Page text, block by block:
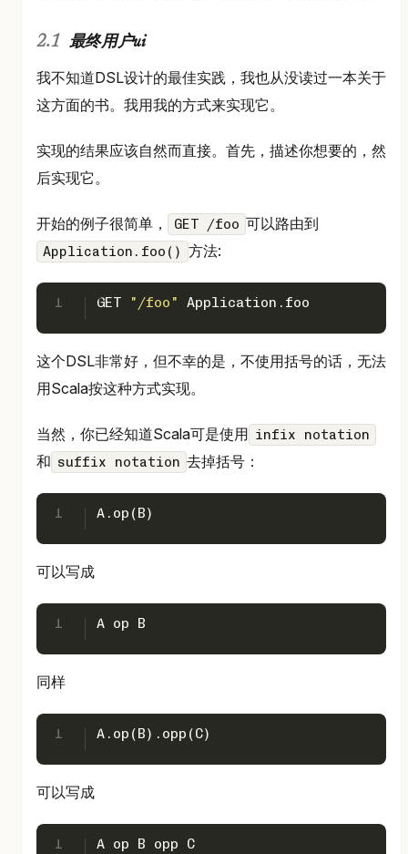
最终用户ui
我不知道DSL设计的最佳实践，我也从没读过一本关于
这方面的书。我用我的方式来实现它。
实现的结果应该自然而直接。首先，描述你想要的，然
后实现它。
开始的例子很简单， GET /foo 可以路由到
Application.foo() 方法:
1 GET "/foo" Application .foo
这个DSL非常好，但不幸的是，不使用括号的话，无法
用Scala按这种方式实现。
当然，你已经知道Scala可是使用 infix notation
和 suffix notation 去掉括号：
1 A .op( B)
可以写成
1 A op B
同样
1 A .op( B).opp(C)
可以写成
1 A op B opp C